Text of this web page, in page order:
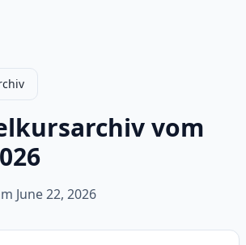
vom
June 22, 2026